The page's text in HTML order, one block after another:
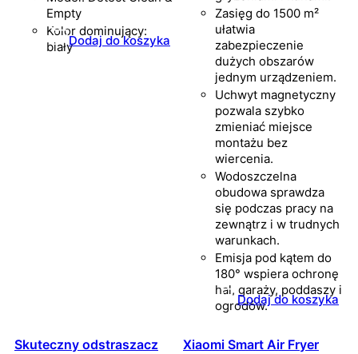
Empty
Kolor dominujący:
białyDodaj do koszyka
Zasięg do 1500 m²
ułatwia
zabezpieczenie
dużych obszarów
jednym urządzeniem.
Uchwyt magnetyczny
pozwala szybko
zmieniać miejsce
montażu bez
wiercenia.
Wodoszczelna
obudowa sprawdza
się podczas pracy na
zewnątrz i w trudnych
warunkach.
Emisja pod kątem do
180° wspiera ochronę
hal, garaży, poddaszy i
ogrodów.
Dodaj do koszyka
Skuteczny odstraszacz
Xiaomi Smart Air Fryer